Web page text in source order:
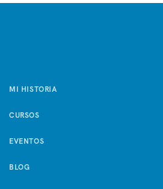
MI HISTORIA
CURSOS
EVENTOS
BLOG